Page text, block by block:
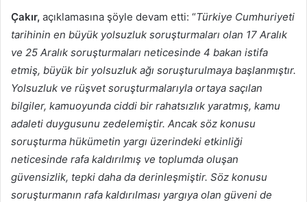
Çakır, açıklamasına şöyle devam etti: “Türkiye Cumhuriyeti
tarihinin en büyük yolsuzluk soruşturmaları olan 17 Aralık
ve 25 Aralık soruşturmaları neticesinde 4 bakan istifa
etmiş, büyük bir yolsuzluk ağı soruşturulmaya başlanmıştır.
Yolsuzluk ve rüşvet soruşturmalarıyla ortaya saçılan
bilgiler, kamuoyunda ciddi bir rahatsızlık yaratmış, kamu
adaleti duygusunu zedelemiştir. Ancak söz konusu
soruşturma hükümetin yargı üzerindeki etkinliği
neticesinde rafa kaldırılmış ve toplumda oluşan
güvensizlik, tepki daha da derinleşmiştir. Söz konusu
soruşturmanın rafa kaldırılması yargıya olan güveni de